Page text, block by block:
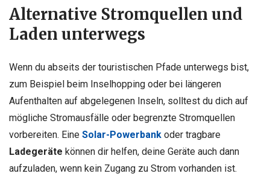
Alternative Stromquellen und
Laden unterwegs
Wenn du abseits der touristischen Pfade unterwegs bist,
zum Beispiel beim Inselhopping oder bei längeren
Aufenthalten auf abgelegenen Inseln, solltest du dich auf
mögliche Stromausfälle oder begrenzte Stromquellen
vorbereiten. Eine Solar-Powerbank oder tragbare
Ladegeräte können dir helfen, deine Geräte auch dann
aufzuladen, wenn kein Zugang zu Strom vorhanden ist.